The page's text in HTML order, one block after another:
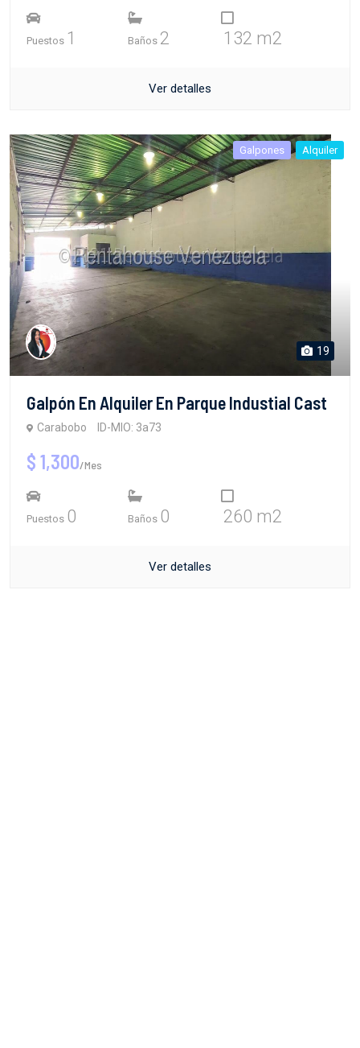
Puestos 1 Baños 2 132 m2
Ver detalles
Galpones Alquiler
19
Galpón En Alquiler En Parque Industial Cast
Carabobo ID-MIO: 3a73
$ 1,300/Mes
Puestos 0 Baños 0 260 m2
Ver detalles